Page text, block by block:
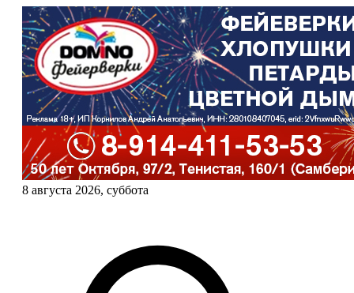
8 августа 2026, суббота